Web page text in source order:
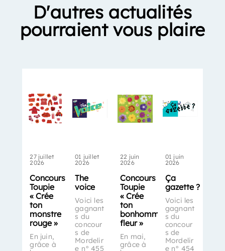
D'autres actualités
pourraient vous plaire
27 juillet
2026
Concours
Toupie
« Crée
ton
monstre
rouge »
En juin,
grâce à
01 juillet
2026
The
voice
Voici les
gagnant
s du
concour
s de
Mordelir
e n° 455
22 juin
2026
Concours
Toupie
« Crée
ton
bonhomme-
fleur »
En mai,
grâce à
01 juin
2026
Ça
gazette ?
Voici les
gagnant
s du
concour
s de
Mordelir
e n° 454